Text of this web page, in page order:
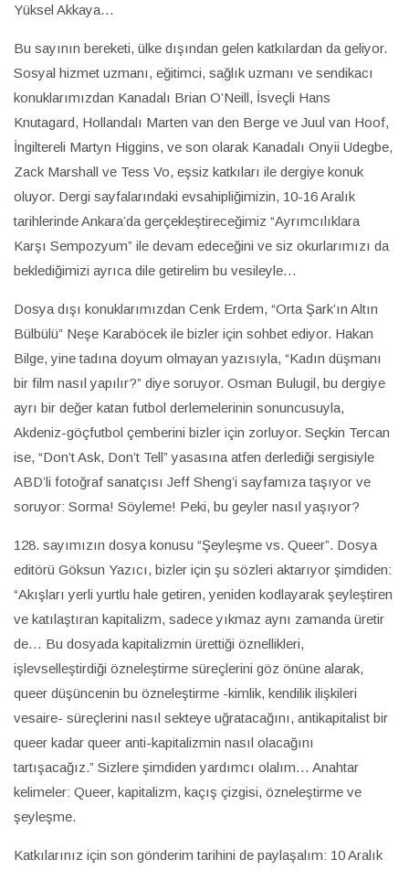
Yüksel Akkaya…
Bu sayının bereketi, ülke dışından gelen katkılardan da geliyor.
Sosyal hizmet uzmanı, eğitimci, sağlık uzmanı ve sendikacı
konuklarımızdan Kanadalı Brian O’Neill, İsveçli Hans
Knutagard, Hollandalı Marten van den Berge ve Juul van Hoof,
İngiltereli Martyn Higgins, ve son olarak Kanadalı Onyii Udegbe,
Zack Marshall ve Tess Vo, eşsiz katkıları ile dergiye konuk
oluyor. Dergi sayfalarındaki evsahipliğimizin, 10-16 Aralık
tarihlerinde Ankara’da gerçekleştireceğimiz “Ayrımcılıklara
Karşı Sempozyum” ile devam edeceğini ve siz okurlarımızı da
beklediğimizi ayrıca dile getirelim bu vesileyle…
Dosya dışı konuklarımızdan Cenk Erdem, “Orta Şark’ın Altın
Bülbülü” Neşe Karaböcek ile bizler için sohbet ediyor. Hakan
Bilge, yine tadına doyum olmayan yazısıyla, “Kadın düşmanı
bir film nasıl yapılır?” diye soruyor. Osman Bulugil, bu dergiye
ayrı bir değer katan futbol derlemelerinin sonuncusuyla,
Akdeniz-göçfutbol çemberini bizler için zorluyor. Seçkin Tercan
ise, “Don’t Ask, Don’t Tell” yasasına atfen derlediği sergisiyle
ABD’li fotoğraf sanatçısı Jeff Sheng’i sayfamıza taşıyor ve
soruyor: Sorma! Söyleme! Peki, bu geyler nasıl yaşıyor?
128. sayımızın dosya konusu “Şeyleşme vs. Queer”. Dosya
editörü Göksun Yazıcı, bizler için şu sözleri aktarıyor şimdiden:
“Akışları yerli yurtlu hale getiren, yeniden kodlayarak şeyleştiren
ve katılaştıran kapitalizm, sadece yıkmaz aynı zamanda üretir
de… Bu dosyada kapitalizmin ürettiği öznellikleri,
işlevselleştirdiği özneleştirme süreçlerini göz önüne alarak,
queer düşüncenin bu özneleştirme -kimlik, kendilik ilişkileri
vesaire- süreçlerini nasıl sekteye uğratacağını, antikapitalist bir
queer kadar queer anti-kapitalizmin nasıl olacağını
tartışacağız.” Sizlere şimdiden yardımcı olalım… Anahtar
kelimeler: Queer, kapitalizm, kaçış çizgisi, özneleştirme ve
şeyleşme.
Katkılarınız için son gönderim tarihini de paylaşalım: 10 Aralık